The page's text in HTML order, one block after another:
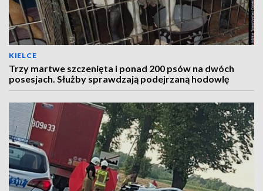
KIELCE
Trzy martwe szczenięta i ponad 200 psów na dwóch
posesjach. Służby sprawdzają podejrzaną hodowlę